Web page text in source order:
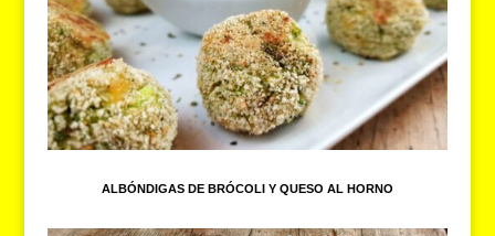
ALBÓNDIGAS DE BRÓCOLI Y QUESO AL HORNO